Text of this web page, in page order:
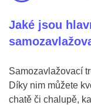
Jaké jsou
Samozavlažovací
Díky nim můžete
chatě či chalupě,